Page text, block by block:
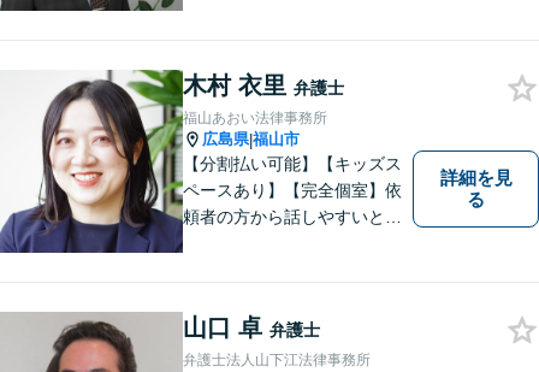
様にご満足いただけるよう、
日々研鑽を積んでおります。
ぜひお気軽にご相談くださ
い。
木村 衣里 弁護士
福山あおい法律事務所
広島県|福山市
【分割払い可能】【キッズス
ペースあり】【完全個室】依
頼者の方から話しやすいと定
相談ください。
詳細を見
る
山口 卓 弁護士
弁護士法人山下江法律事務所